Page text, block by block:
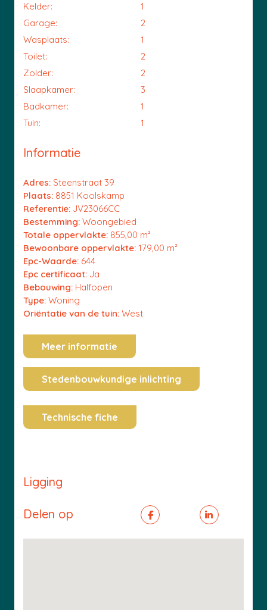
Kelder:
1
Garage:
2
Wasplaats:
1
Toilet:
2
Zolder:
2
Slaapkamer:
3
Badkamer:
1
Tuin:
1
Informatie
Adres: Steenstraat 39
Plaats: 8851 Koolskamp
Referentie: JV23066CC
Bestemming: Woongebied
Totale oppervlakte: 855,00 m²
Bewoonbare oppervlakte: 179,00 m²
Epc-Waarde: 644
Epc certificaat: Ja
Bebouwing: Halfopen
Type: Woning
Oriëntatie van de tuin: West
Meer informatie
Stedenbouwkundige inlichting
Technische fiche
Ligging
Delen op